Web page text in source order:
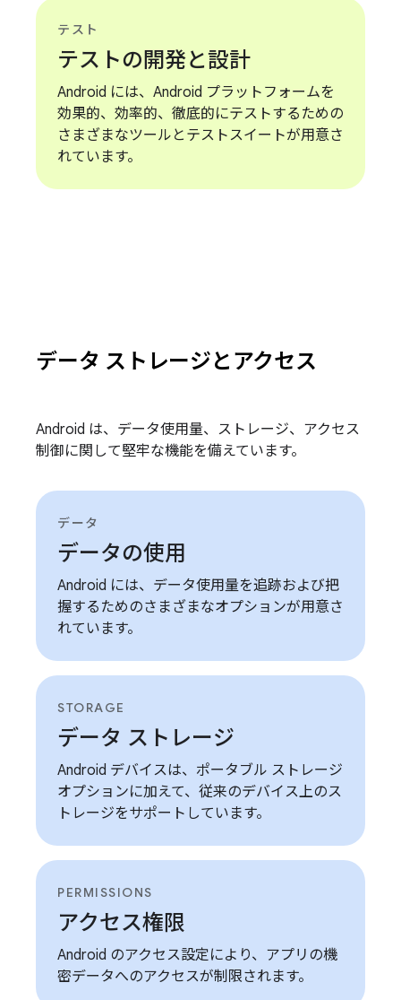
テスト
テストの開発と設計
Android には、Android プラットフォームを
効果的、効率的、徹底的にテストするための
さまざまなツールとテストスイートが用意さ
れています。
データ ストレージとアクセス
Android は、データ使用量、ストレージ、アクセス
制御に関して堅牢な機能を備えています。
データ
データの使用
Android には、データ使用量を追跡および把
握するためのさまざまなオプションが用意さ
れています。
STORAGE
データ ストレージ
Android デバイスは、ポータブル ストレージ
オプションに加えて、従来のデバイス上のス
トレージをサポートしています。
PERMISSIONS
アクセス権限
Android のアクセス設定により、アプリの機
密データへのアクセスが制限されます。